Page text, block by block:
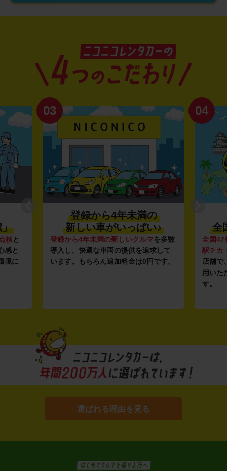
」
検と
感と
境に
03
登録から4年未満の
新しい車がいっぱい♪
登録から4年未満の新しいクルマを多数
導入し、快適な車両の提供を追求して
います。もちろん追加料金は0円です。
04
全
全国47
駅チカ
店舗で
用いた
す。
選ばれる理由を見る